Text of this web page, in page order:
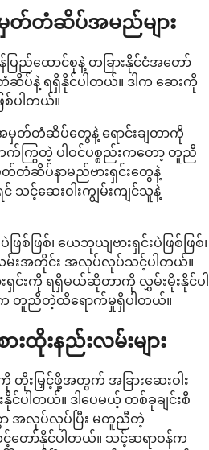
အမှတ်တံဆိပ်အမည်များ
ပြည်ထောင်စုနဲ့ တခြားနိုင်ငံအတော်
တ်တံဆိပ်နဲ့ ရရှိနိုင်ပါတယ်။ ဒါက ဆေးကို
စ်ပါတယ်။
မှတ်တံဆိပ်တွေနဲ့ ရောင်းချတာကို
က်ကြွတဲ့ ပါဝင်ပစ္စည်းကတော့ တူညီ
တံဆိပ်နာမည်ဗားရှင်းတွေနဲ့
သင့်ဆေးဝါးကျွမ်းကျင်သူနဲ့
ဖြစ်၊ ယေဘုယျဗားရှင်းပဲဖြစ်ဖြစ်၊
းအတိုင်း အလုပ်လုပ်သင့်ပါတယ်။
င်းကို ရရှိမယ်ဆိုတာကို လွှမ်းမိုးနိုင်ပါ
က တူညီတဲ့ထိရောက်မှုရှိပါတယ်။
ားထိုးနည်းလမ်းများ
တိုးမြှင့်ဖို့အတွက် အခြားဆေးဝါး
င်ပါတယ်။ ဒါပေမယ့် တစ်ခုချင်းစီ
ာ အလုပ်လုပ်ပြီး မတူညီတဲ့
ော်နိုင်ပါတယ်။ သင့်ဆရာဝန်က